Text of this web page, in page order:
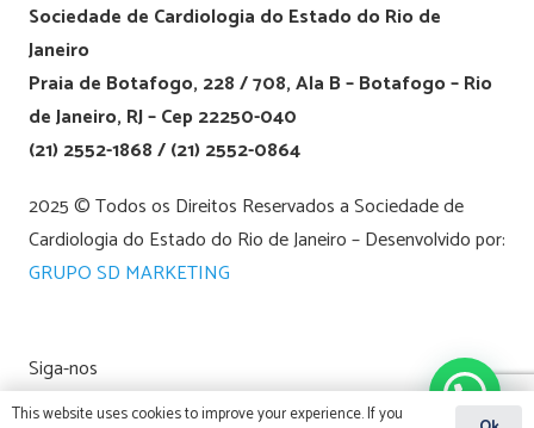
Sociedade de Cardiologia do Estado do Rio de
Janeiro
Praia de Botafogo, 228 / 708, Ala B – Botafogo – Rio
de Janeiro, RJ – Cep 22250-040
(21) 2552-1868 / (21) 2552-0864
2025 © Todos os Direitos Reservados a Sociedade de
Cardiologia do Estado do Rio de Janeiro – Desenvolvido por:
GRUPO SD MARKETING
Siga-nos
This website uses cookies to improve your experience. If you